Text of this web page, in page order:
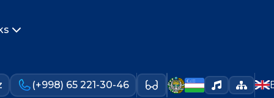
(+998) 65 221-30-46